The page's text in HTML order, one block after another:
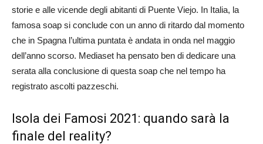
storie e alle vicende degli abitanti di Puente Viejo. In Italia, la
famosa soap si conclude con un anno di ritardo dal momento
che in Spagna l’ultima puntata è andata in onda nel maggio
dell’anno scorso. Mediaset ha pensato ben di dedicare una
serata alla conclusione di questa soap che nel tempo ha
registrato ascolti pazzeschi.
Isola dei Famosi 2021: quando sarà la
finale del reality?